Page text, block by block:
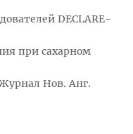
DECLARE-
при сахарном
Нов. Анг.